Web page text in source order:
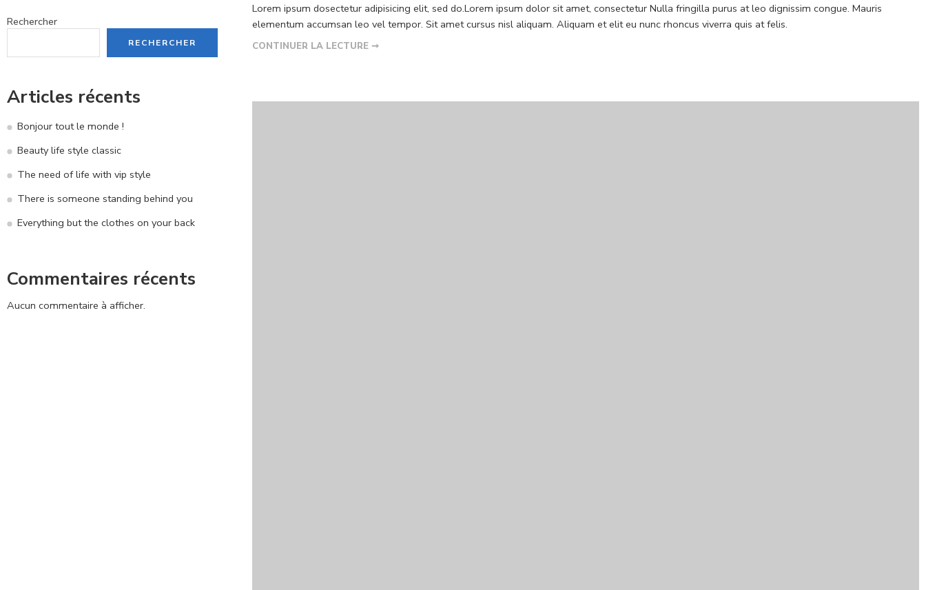
Lorem ipsum dosectetur adipisicing elit, sed do.Lorem ipsum dolor sit amet, consectetur Nulla fringilla purus at leo dignissim congue. Mauris
elementum accumsan leo vel tempor. Sit amet cursus nisl aliquam. Aliquam et elit eu nunc rhoncus viverra quis at felis.
CONTINUER LA LECTURE ➞
Rechercher
RECHERCHER
Articles récents
Bonjour tout le monde !
Beauty life style classic
The need of life with vip style
There is someone standing behind you
Everything but the clothes on your back
Commentaires récents
Aucun commentaire à afficher.